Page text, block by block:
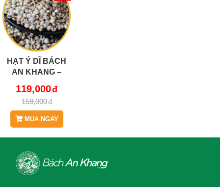
HẠT Ý DĨ BÁCH
AN KHANG –
VÀNG CHO CƠ
THỂ KHỎE MẠNH
119,000
159,000
MUA NGAY